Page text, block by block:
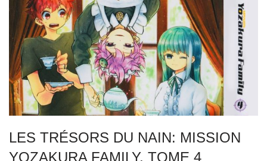
LES TRÉSORS DU NAIN: MISSION
YOZAKURA FAMILY, TOME 4